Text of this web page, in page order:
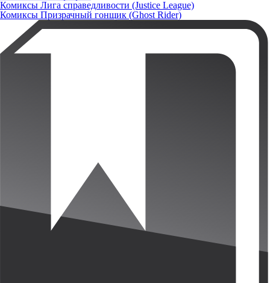
Комиксы Лига справедливости (Justice League)
Комиксы Призрачный гонщик (Ghost Rider)